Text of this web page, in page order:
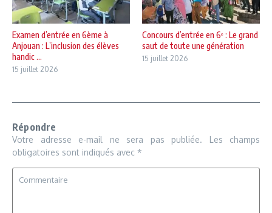
Examen d’entrée en 6ème à
Anjouan : L’inclusion des élèves
handic ...
15 juillet 2026
Concours d’entrée en 6ᵉ : Le grand
saut de toute une génération
15 juillet 2026
Répondre
Votre adresse e-mail ne sera pas publiée.
Les champs
obligatoires sont indiqués avec *